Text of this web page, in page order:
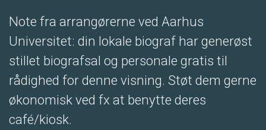
Note fra arrangørerne ved Aarhus
Universitet: din lokale biograf har generøst
stillet biografsal og personale gratis til
rådighed for denne visning. Støt dem gerne
økonomisk ved fx at benytte deres
café/kiosk.